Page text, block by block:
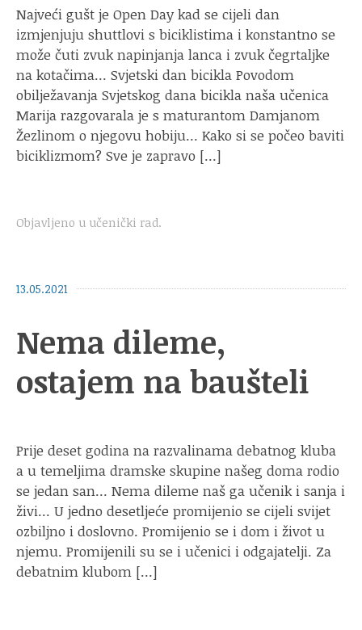
Najveći gušt je Open Day kad se cijeli dan
izmjenjuju shuttlovi s biciklistima i konstantno se
može čuti zvuk napinjanja lanca i zvuk čegrtaljke
na kotačima… Svjetski dan bicikla Povodom
obilježavanja Svjetskog dana bicikla naša učenica
Marija razgovarala je s maturantom Damjanom
Žezlinom o njegovu hobiju… Kako si se počeo baviti
biciklizmom? Sve je zapravo […]
Objavljeno u učenički rad.
13.05.2021
Nema dileme,
ostajem na baušteli
Prije deset godina na razvalinama debatnog kluba
a u temeljima dramske skupine našeg doma rodio
se jedan san… Nema dileme naš ga učenik i sanja i
živi… U jedno desetljeće promijenio se cijeli svijet
ozbiljno i doslovno. Promijenio se i dom i život u
njemu. Promijenili su se i učenici i odgajatelji. Za
debatnim klubom […]